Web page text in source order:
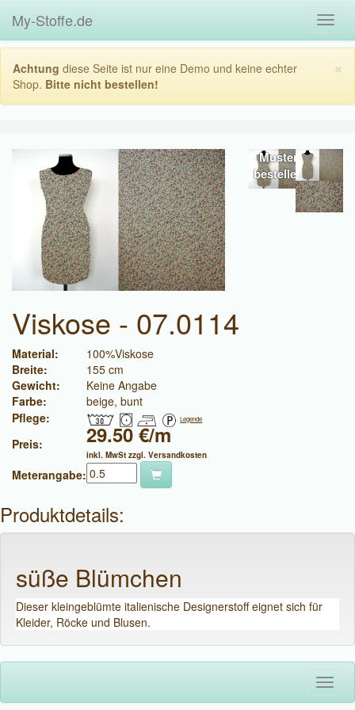
My-Stoffe.de
×
Achtung diese Seite ist nur eine Demo und keine echter
Shop. Bitte nicht bestellen!
Muster
bestellen
Viskose - 07.0114
Material:
100%Viskose
Breite:
155 cm
Gewicht:
Keine Angabe
Farbe:
beige, bunt
Pflege:
Legende
Preis: 29.50 €/m
inkl. MwSt zzgl. Versandkosten
Meterangabe:
Produktdetails:
süße Blümchen
Dieser kleingeblümte italienische Designerstoff eignet sich für
Kleider, Röcke und Blusen.